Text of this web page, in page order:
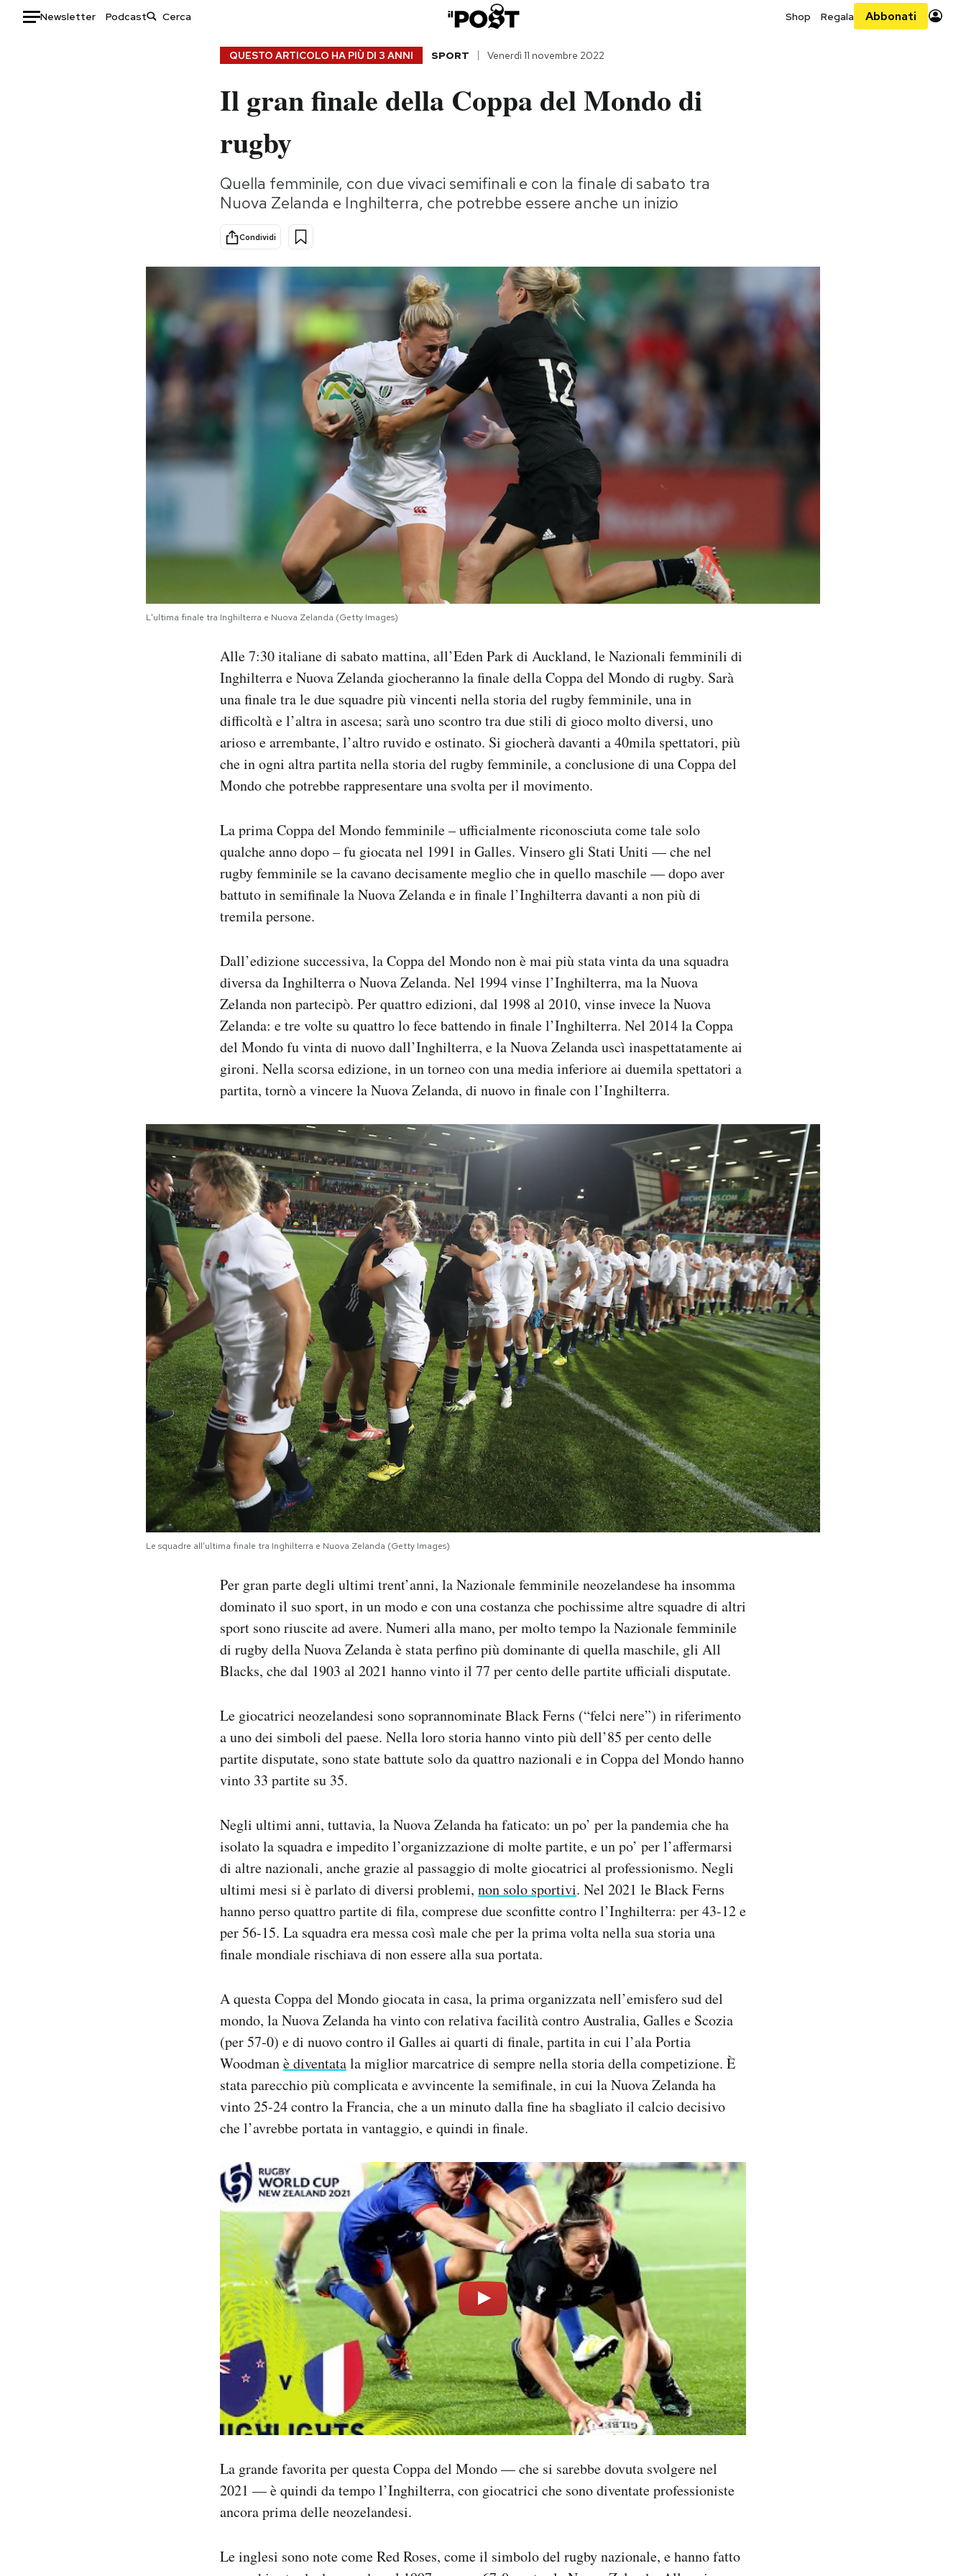
Newsletter Podcast Shop Regala Abbonati
Storie/Idee
Ok Boomer!
Altrecose
Mondiali calcio 2026
QUESTO ARTICOLO HA PIÙ DI 3 ANNI SPORT Venerdì 11 novembre 2022
Il gran finale della Coppa del Mondo di
rugby
Quella femminile, con due vivaci semifinali e con la finale di sabato tra
Nuova Zelanda e Inghilterra, che potrebbe essere anche un inizio
Condividi
L'ultima finale tra Inghilterra e Nuova Zelanda (Getty Images)
Alle 7:30 italiane di sabato mattina, all’Eden Park di Auckland, le Nazionali femminili di
Inghilterra e Nuova Zelanda giocheranno la finale della Coppa del Mondo di rugby. Sarà
una finale tra le due squadre più vincenti nella storia del rugby femminile, una in
difficoltà e l’altra in ascesa; sarà uno scontro tra due stili di gioco molto diversi, uno
arioso e arrembante, l’altro ruvido e ostinato. Si giocherà davanti a 40mila spettatori, più
che in ogni altra partita nella storia del rugby femminile, a conclusione di una Coppa del
Mondo che potrebbe rappresentare una svolta per il movimento.
La prima Coppa del Mondo femminile – ufficialmente riconosciuta come tale solo
qualche anno dopo – fu giocata nel 1991 in Galles. Vinsero gli Stati Uniti — che nel
rugby femminile se la cavano decisamente meglio che in quello maschile — dopo aver
battuto in semifinale la Nuova Zelanda e in finale l’Inghilterra davanti a non più di
tremila persone.
Dall’edizione successiva, la Coppa del Mondo non è mai più stata vinta da una squadra
diversa da Inghilterra o Nuova Zelanda. Nel 1994 vinse l’Inghilterra, ma la Nuova
Zelanda non partecipò. Per quattro edizioni, dal 1998 al 2010, vinse invece la Nuova
Zelanda: e tre volte su quattro lo fece battendo in finale l’Inghilterra. Nel 2014 la Coppa
del Mondo fu vinta di nuovo dall’Inghilterra, e la Nuova Zelanda uscì inaspettatamente ai
gironi. Nella scorsa edizione, in un torneo con una media inferiore ai duemila spettatori a
partita, tornò a vincere la Nuova Zelanda, di nuovo in finale con l’Inghilterra.
Le squadre all’ultima finale tra Inghilterra e Nuova Zelanda (Getty Images)
Per gran parte degli ultimi trent’anni, la Nazionale femminile neozelandese ha insomma
dominato il suo sport, in un modo e con una costanza che pochissime altre squadre di altri
sport sono riuscite ad avere. Numeri alla mano, per molto tempo la Nazionale femminile
di rugby della Nuova Zelanda è stata perfino più dominante di quella maschile, gli All
Blacks, che dal 1903 al 2021 hanno vinto il 77 per cento delle partite ufficiali disputate.
Le giocatrici neozelandesi sono soprannominate Black Ferns (“felci nere”) in riferimento
a uno dei simboli del paese. Nella loro storia hanno vinto più dell’85 per cento delle
partite disputate, sono state battute solo da quattro nazionali e in Coppa del Mondo hanno
vinto 33 partite su 35.
Negli ultimi anni, tuttavia, la Nuova Zelanda ha faticato: un po’ per la pandemia che ha
isolato la squadra e impedito l’organizzazione di molte partite, e un po’ per l’affermarsi
di altre nazionali, anche grazie al passaggio di molte giocatrici al professionismo. Negli
ultimi mesi si è parlato di diversi problemi, non solo sportivi. Nel 2021 le Black Ferns
hanno perso quattro partite di fila, comprese due sconfitte contro l’Inghilterra: per 43-12 e
per 56-15. La squadra era messa così male che per la prima volta nella sua storia una
finale mondiale rischiava di non essere alla sua portata.
A questa Coppa del Mondo giocata in casa, la prima organizzata nell’emisfero sud del
mondo, la Nuova Zelanda ha vinto con relativa facilità contro Australia, Galles e Scozia
(per 57-0) e di nuovo contro il Galles ai quarti di finale, partita in cui l’ala Portia
Woodmanè diventatala miglior marcatrice di sempre nella storia della competizione. È
stata parecchio più complicata e avvincente la semifinale, in cui la Nuova Zelanda ha
vinto 25-24 contro la Francia, che a un minuto dalla fine ha sbagliato il calcio decisivo
che l’avrebbe portata in vantaggio, e quindi in finale.
La grande favorita per questa Coppa del Mondo — che si sarebbe dovuta svolgere nel
2021 — è quindi da tempo l’Inghilterra, con giocatrici che sono diventate professioniste
ancora prima delle neozelandesi.
Le inglesi sono note come Red Roses, come il simbolo del rugby nazionale, e hanno fatto